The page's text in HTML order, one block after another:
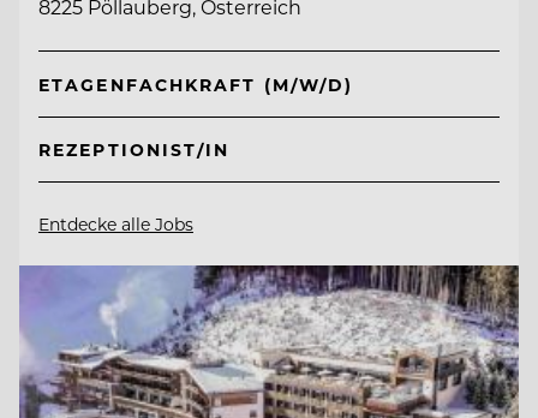
8225 Pöllauberg, Österreich
ETAGENFACHKRAFT (M/W/D)
REZEPTIONIST/IN
Entdecke alle Jobs